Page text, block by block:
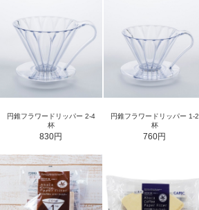
円錐フラワードリッパー 2-4
杯
830円
円錐フラワードリッパー 1-2
杯
760円